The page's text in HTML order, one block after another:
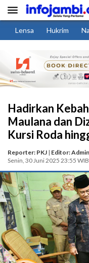

Lensa Hukrim
Hadirkan
Maulana dan
Kursi Roda
Reporter: PKJ | Editor: Admin
Senin, 30 Juni 2025 23:55 WIB